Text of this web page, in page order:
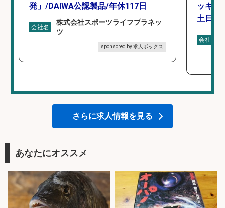
発」/DAIWA公認製品/年休117日
会社名
株式会社スポーツライフプラネッ
ツ
sponsored by 求人ボックス
ッキン
土日休
会社名
さらに求人情報を見る
あなたにオススメ